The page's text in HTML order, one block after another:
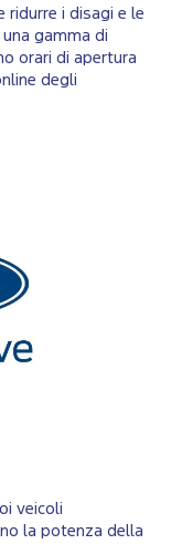
ridurre i disagi e le
gamma di
orari di apertura
degli
veicoli
la potenza della